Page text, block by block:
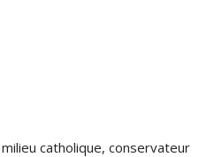
catholique, conservateur